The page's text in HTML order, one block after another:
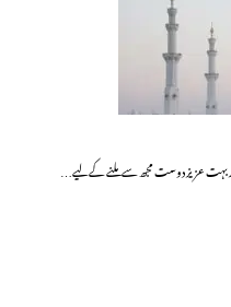
بہت عزیز دوست مجھ سے ملنے کے لیے…